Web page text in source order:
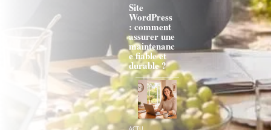
Site
WordPress
: comment
assurer une
maintenanc
e fiable et
durable ?